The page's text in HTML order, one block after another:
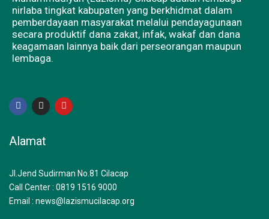
nirlaba tingkat kabupaten yang berkhidmat dalam
pemberdayaan masyarakat melalui pendayagunaan
secara produktif dana zakat, infak, wakaf dan dana
keagamaan lainnya baik dari perseorangan maupun
lembaga.
F
a
c
o
I
n
s
g
m
Y
o
u
Alamat
Jl.Jend Sudirman No.81 Cilacap
Call Center : 0819 1516 9000
Email : news@lazismucilacap.org